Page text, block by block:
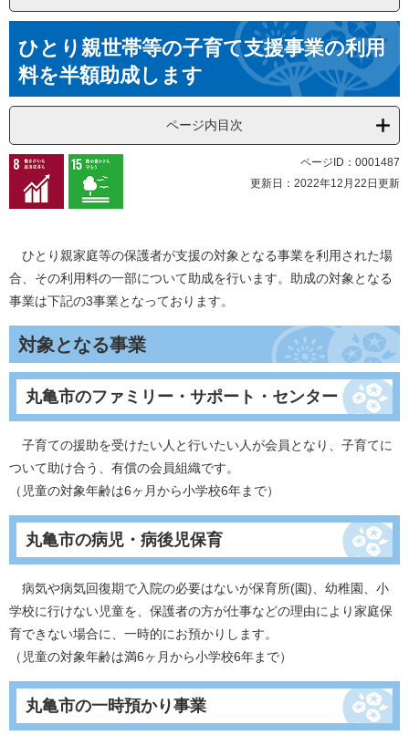
文ひとり親世帯等の子育て支援事業の利用
料を半額助成します
ページ内目次
ページID：0001487
更新日：2022年12月22日更新
ひとり親家庭等の保護者が支援の対象となる事業を利用された場
合、その利用料の一部について助成を行います。助成の対象となる
事業は下記の3事業となっております。
対象となる事業
丸亀市のファミリー・サポート・センター
子育ての援助を受けたい人と行いたい人が会員となり、子育てに
ついて助け合う、有償の会員組織です。
（児童の対象年齢は6ヶ月から小学校6年まで）
丸亀市の病児・病後児保育
病気や病気回復期で入院の必要はないが保育所(園)、幼稚園、小
学校に行けない児童を、保護者の方が仕事などの理由により家庭保
育できない場合に、一時的にお預かりします。
（児童の対象年齢は満6ヶ月から小学校6年まで）
丸亀市の一時預かり事業